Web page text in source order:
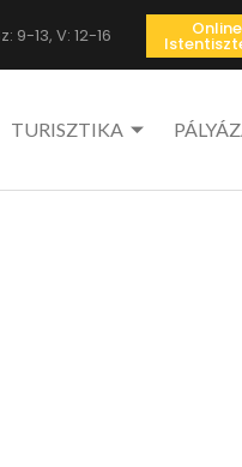
9-13, V: 12-16 Online
TURISZTIKA